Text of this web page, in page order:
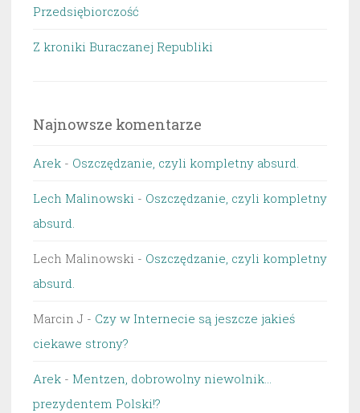
Przedsiębiorczość
Z kroniki Buraczanej Republiki
Najnowsze komentarze
Arek - Oszczędzanie, czyli kompletny absurd.
Lech Malinowski - Oszczędzanie, czyli kompletny
absurd.
Lech Malinowski - Oszczędzanie, czyli kompletny
absurd.
Marcin J - Czy w Internecie są jeszcze jakieś
ciekawe strony?
Arek - Mentzen, dobrowolny niewolnik…
prezydentem Polski!?